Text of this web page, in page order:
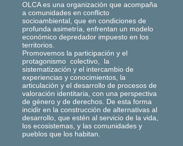
OLCA es una organización que acompaña
a comunidades en conflicto
socioambiental, que en condiciones de
profunda asimetría, enfrentan un modelo
económico depredador impuesto en los
territorios.
Promovemos la participación y el
protagonismo colectivo, la
sistematización y el intercambio de
experiencias y conocimientos, la
articulación y el desarrollo de procesos de
valoración identitaria, con una perspectiva
de género y de derechos. De esta forma
incidir en la construcción de alternativas al
desarrollo, que estén al servicio de la vida,
los ecosistemas, y las comunidades y
pueblos que los habitan.